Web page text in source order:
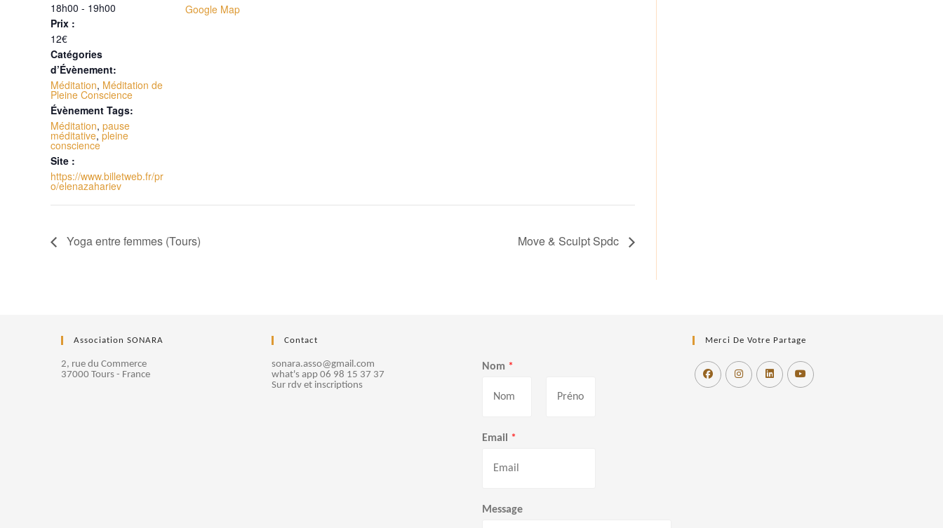
18h00 - 19h00
Prix :
12€
Catégories
d’Évènement:
Méditation, Méditation de
Pleine Conscience
Évènement Tags:
Méditation, pause
méditative, pleine
conscience
Site :
https://www.billetweb.fr/pr
o/elenazahariev
Google Map
Yoga entre femmes (Tours) Move & Sculpt Spdc
Association SONARA
2, rue du Commerce
37000 Tours - France
Contact
sonara.asso@gmail.com
what's app 06 98 15 37 37
Sur rdv et inscriptions
Nom *
r
é
Email *
Message
Merci De Votre Partage